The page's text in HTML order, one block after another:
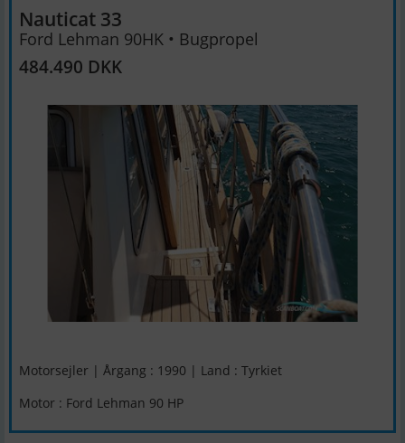
Nauticat 33
Ford Lehman 90HK • Bugpropel
484.490 DKK
Motorsejler | Årgang : 1990 | Land : Tyrkiet
Motor : Ford Lehman 90 HP